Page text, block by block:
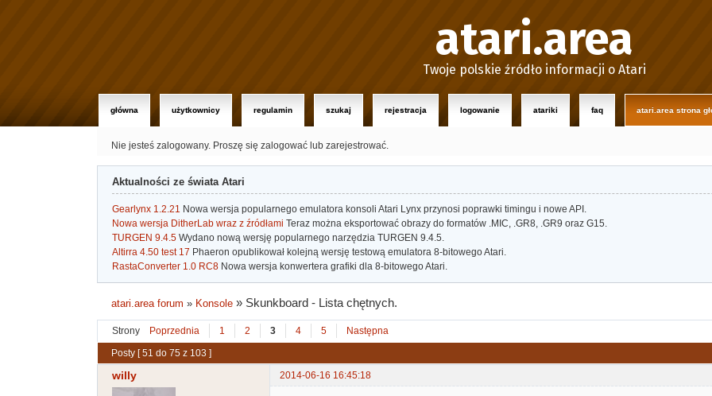
atari.area
Twoje polskie źródło informacji o Atari
główna użytkownicy regulamin szukaj rejestracja logowanie atariki faq atari.area strona
Nie jesteś zalogowany. Proszę się zalogować lub zarejestrować.
Aktualności ze świata Atari
Gearlynx 1.2.21 Nowa wersja popularnego emulatora konsoli Atari Lynx przynosi poprawki timingu i nowe API.
Nowa wersja DitherLab wraz z źródłami Teraz można eksportować obrazy do formatów .MIC, .GR8, .GR9 oraz G15.
TURGEN 9.4.5 Wydano nową wersję popularnego narzędzia TURGEN 9.4.5.
Altirra 4.50 test 17 Phaeron opublikował kolejną wersję testową emulatora 8-bitowego Atari.
RastaConverter 1.0 RC8 Nowa wersja konwertera grafiki dla 8-bitowego Atari.
atari.area forum » Konsole » Skunkboard - Lista chętnych.
Strony Poprzednia 1 2 3 4 5 Następna
Posty [ 51 do 75 z 103 ]
willy 2014-06-16 16:45:18